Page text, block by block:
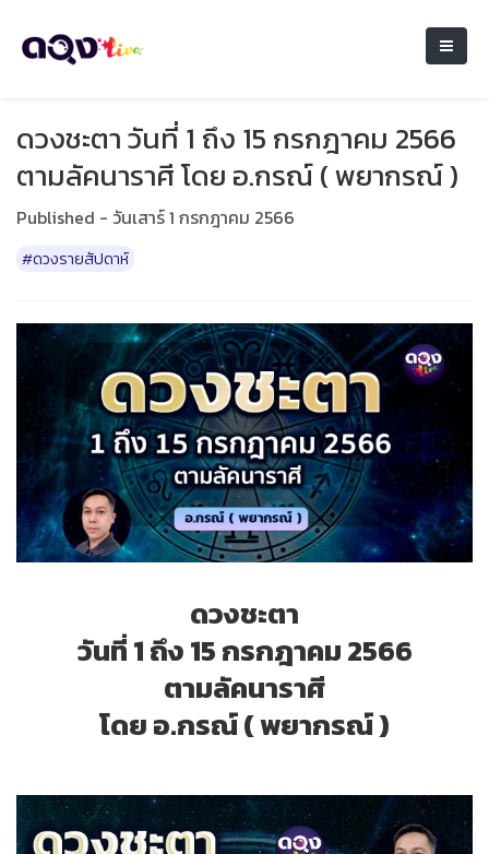
ดวงชะตา วันที่ 1 ถึง 15 กรกฎาคม 2566
ตามลัคนาราศี โดย อ.กรณ์ ( พยากรณ์ )
Published - วันเสาร์ 1 กรกฎาคม 2566
#ดวงรายสัปดาห์
ดวงชะตา
วันที่ 1 ถึง 15 กรกฎาคม 2566
ตามลัคนาราศี
โดย อ.กรณ์ ( พยากรณ์ )